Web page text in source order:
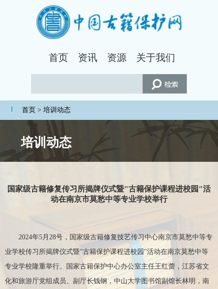
首页 资讯 资源 关于我们
首页 > 培训动态
培训动态
国家级古籍修复传习所揭牌仪式暨"古籍保护课程进校园"活
动在南京市莫愁中等专业学校举行
2024年5月28号，国家级古籍修复技艺传习中心南京市莫愁中等专
业学校传习所揭牌仪式暨"古籍保护课程进校园"活动在南京莫愁中等
专业学校隆重举行。国家古籍保护中心办公室主任王红蕾，江苏省文
化和旅游厅党组成员、副厅长钱钢，中山大学图书馆副馆长林明，南